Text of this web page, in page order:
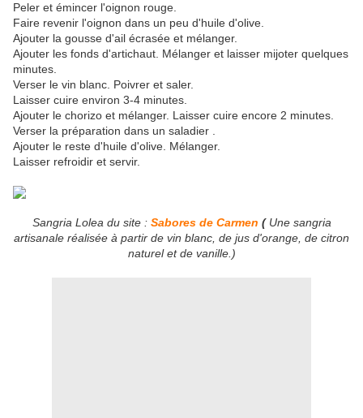
Peler et émincer l'oignon rouge.
Faire revenir l'oignon dans un peu d'huile d'olive.
Ajouter la gousse d'ail écrasée et mélanger.
Ajouter les fonds d'artichaut. Mélanger et laisser mijoter quelques
minutes.
Verser le vin blanc. Poivrer et saler.
Laisser cuire environ 3-4 minutes.
Ajouter le chorizo et mélanger. Laisser cuire encore 2 minutes.
Verser la préparation dans un saladier .
Ajouter le reste d'huile d'olive. Mélanger.
Laisser refroidir et servir.
Sangria Lolea du site : Sabores de Carmen ( Une sangria
artisanale réalisée à partir de vin blanc , de jus d'orange, de citron
naturel et de vanille.)